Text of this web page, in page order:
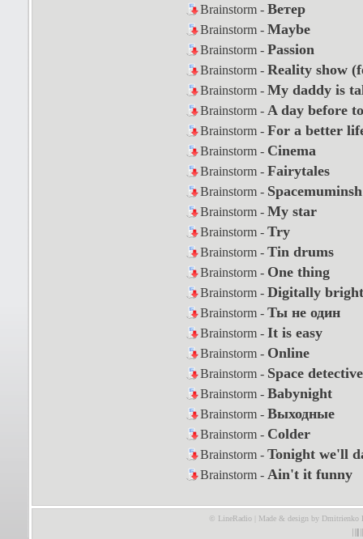
Brainstorm - Ветер
Brainstorm - Maybe
Brainstorm - Passion
Brainstorm - Reality show
Brainstorm - My daddy is
Brainstorm - A day before
Brainstorm - For a better
Brainstorm - Cinema
Brainstorm - Fairytales
Brainstorm - Spacemuminsh
Brainstorm - My star
Brainstorm - Try
Brainstorm - Tin drums
Brainstorm - One thing
Brainstorm - Digitally bright
Brainstorm - Ты не один
Brainstorm - It is easy
Brainstorm - Online
Brainstorm - Space
Brainstorm - Babynight
Brainstorm - Выходные
Brainstorm - Colder
Brainstorm - Tonight we'll
Brainstorm - Ain't it funny
© LineRadio | Made & design by Dmitrienko